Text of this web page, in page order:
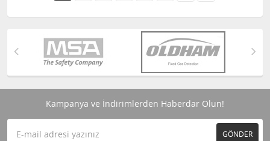
Kampanya ve İndirimlerden Haberdar Olun!
GÖNDER